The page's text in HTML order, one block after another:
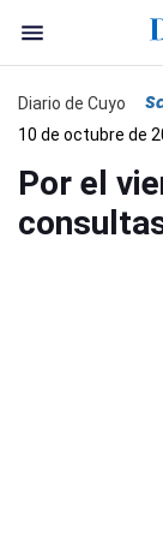
Diario de Cuyo
10 de octubre de
Por el